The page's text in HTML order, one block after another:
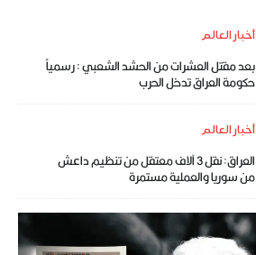
أخبار العالم
بعد مقتل العشرات من الحشد الشعبي : رسمياً
حكومة العراق تدخل الحرب
أخبار العالم
العراق: نقل 3 آلاف معتقل من تنظيم داعش
من سوريا والعملية مستمرة